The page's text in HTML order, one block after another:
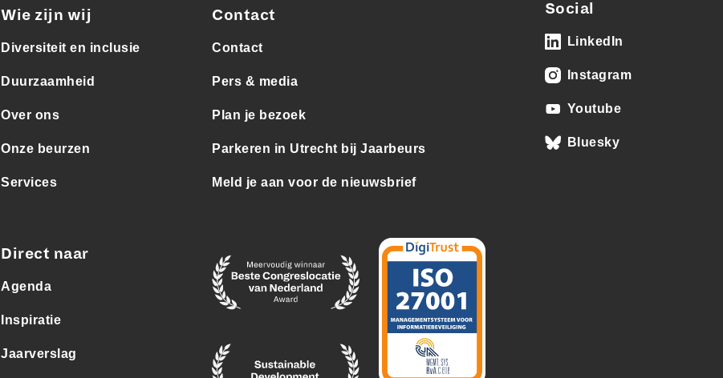
Wie zijn wij
Diversiteit en inclusie
Duurzaamheid
Over ons
Onze beurzen
Services
Direct naar
Agenda
Inspiratie
Jaarverslag
Contact
Contact
Pers & media
Plan je bezoek
Parkeren in Utrecht bij Jaarbeurs
Meld je aan voor de nieuwsbrief
Social
LinkedIn
Instagram
Youtube
Bluesky